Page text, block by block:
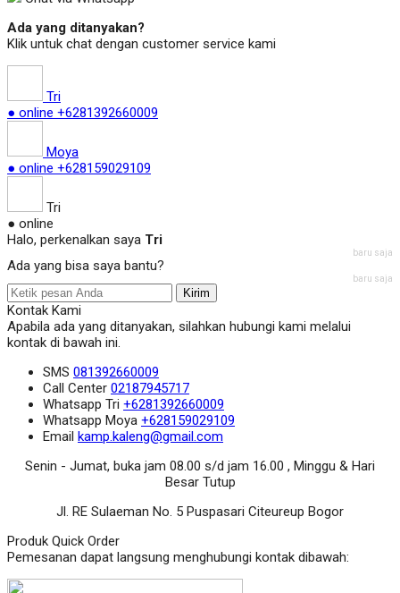
Ada yang ditanyakan?
Klik untuk chat dengan customer service kami
Tri
● online +6281392660009
Moya
● online +628159029109
Tri
● online
Halo, perkenalkan saya Tri
baru saja
Ada yang bisa saya bantu?
baru saja
Kirim
Kontak Kami
Apabila ada yang ditanyakan, silahkan hubungi kami melalui
kontak di bawah ini.
SMS 081392660009
Call Center 02187945717
Whatsapp Tri +6281392660009
Whatsapp Moya +628159029109
Email kamp.kaleng@gmail.com
Senin - Jumat, buka jam 08.00 s/d jam 16.00 , Minggu & Hari
Besar Tutup
Jl. RE Sulaeman No. 5 Puspasari Citeureup Bogor
Produk Quick Order
Pemesanan dapat langsung menghubungi kontak dibawah: